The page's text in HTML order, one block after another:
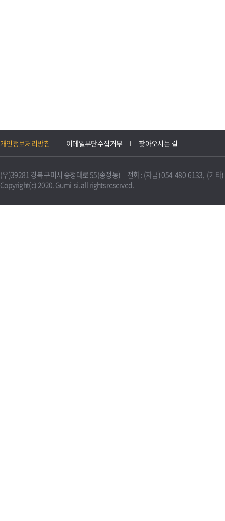
개인정보처리방침 이메일무단수집거부 찾아오시는 길
(우)39281 경북 구미시 송정대로 55(송정동) 전화 : (자금) 054-480-6133, (기타
Copyright(c) 2020. Gumi-si. all rights reserved.